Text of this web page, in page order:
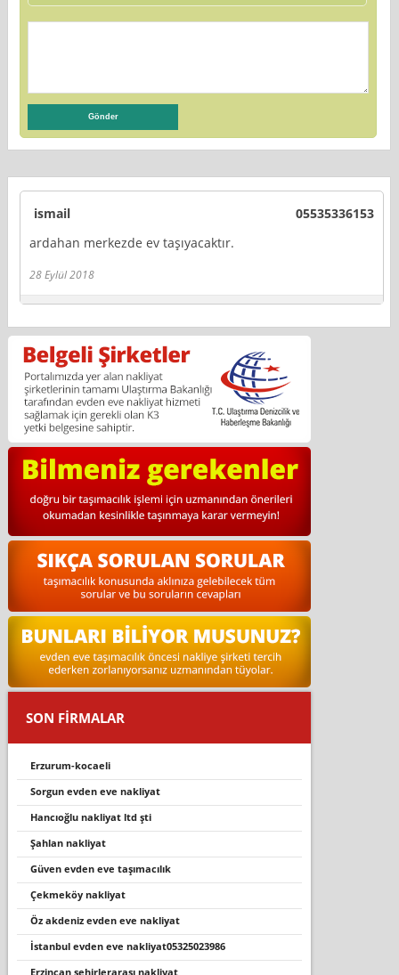
ismail
05535336153
ardahan merkezde ev taşıyacaktır.
28 Eylül 2018
SON FİRMALAR
erzurum-kocaeli
sorgun evden eve nakli̇yat
hancioğlu nakli̇yat ltd şti
şahlan nakliyat
güven evden eve taşımacılık
çekmeköy nakliyat
öz akdeni̇z evden eve nakli̇yat
istanbul evden eve nakliyat05325023986
erzincan şehirlerarası nakliyat